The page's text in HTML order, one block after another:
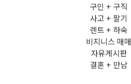
구인 + 구직
사고 + 팔기
렌트 + 하숙
비지니스 매매
자유게시판
결혼 + 만남